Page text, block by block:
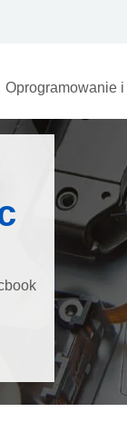
Oprogramowanie